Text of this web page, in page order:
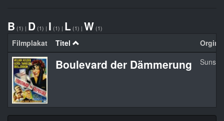
B (1) | D (1) | I (1) | L (1) | W (1)
Filmplakat Titel
Boulevard der Dämmerung